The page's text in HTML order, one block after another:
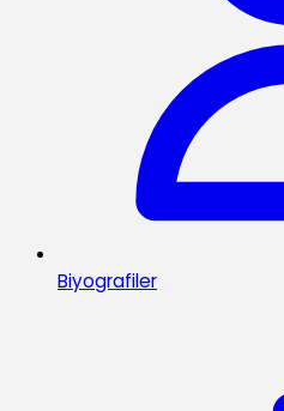
Biyografiler